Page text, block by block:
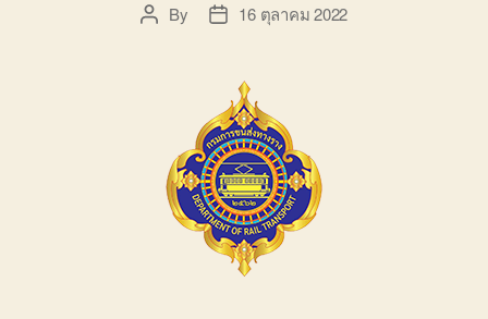
PostBy
Post16 ตุลาคม 2022